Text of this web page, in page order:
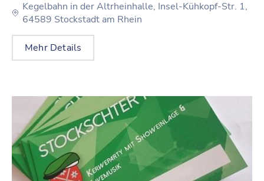
Kegelbahn in der Altrheinhalle, Insel-Kühkopf-Str. 1,
64589 Stockstadt am Rhein
Mehr Details